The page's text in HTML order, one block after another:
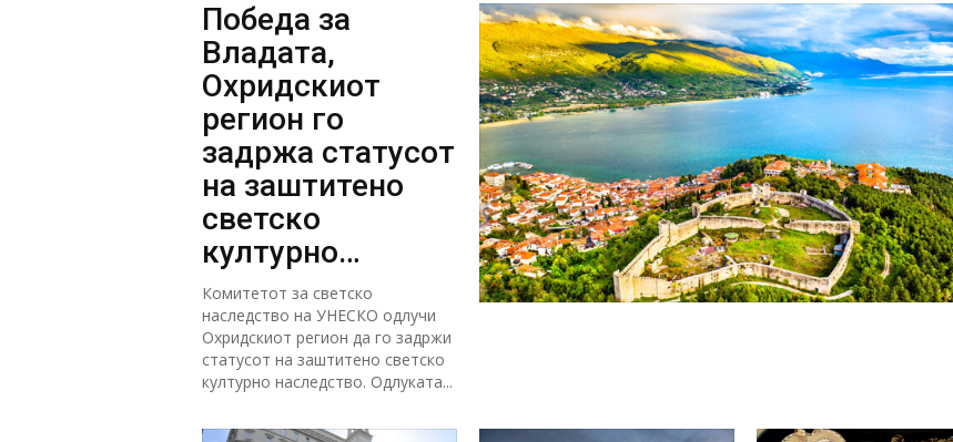
Победа за
Владата,
Охридскиот
регион го
задржа статусот
на заштитено
светско
културно
наследство
Комитетот за светско
наследство на УНЕСКО одлучи
Охридскиот регион да го задржи
статусот на заштитено светско
културно наследство. Одлуката...